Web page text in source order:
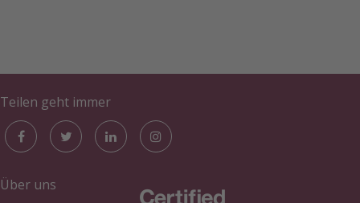
Teilen geht immer
Über uns